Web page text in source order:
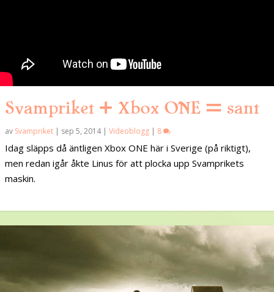
Svampriket + Xbox ONE = sant
av Svampriket | sep 5, 2014| Videoblogg | 8
Idag släpps då äntligen Xbox ONE här i Sverige (på riktigt),
men redan igår åkte Linus för att plocka upp Svamprikets
maskin.